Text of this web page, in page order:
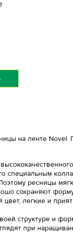
на ленте Novel.
специальным
ресницы
сохраняют
легкие и
структуре и
при